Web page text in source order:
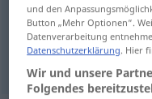
人間[ningen]
und den
Button „Mehr Optionen“.
Datenverarbeitung
Datenschutzerklärung. Hier
Wir und unsere
Folgendes